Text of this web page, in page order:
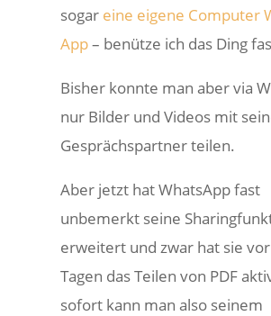
sogar eine eigene Computer
App– benütze ich das Ding
Bisher konnte man aber via
nur Bilder und Videos mit
Gesprächspartner teilen.
Aber jetzt hat WhatsApp fast
unbemerkt seine
erweitert und zwar hat sie
Tagen das Teilen von PDF
sofort kann man also seinem